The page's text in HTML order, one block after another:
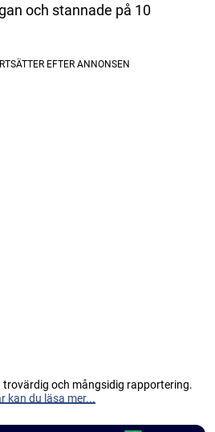
och stannade på 10
och mångsidig rapportering.
kan du läsa mer...